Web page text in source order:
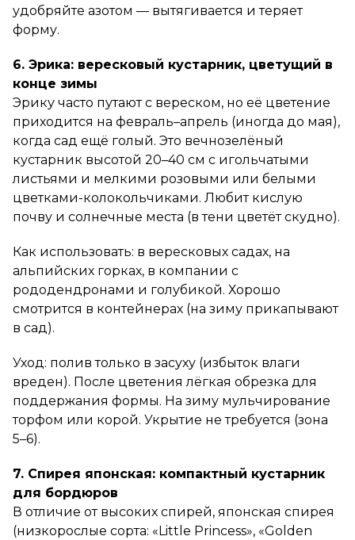
удобряйте азотом — вытягивается и теряет
форму.
6. Эрика: вересковый кустарник, цветущий в
конце зимы
Эрику часто путают с вереском, но её цветение
приходится на февраль–апрель (иногда до мая),
когда сад ещё голый. Это вечнозелёный
кустарник высотой 20–40 см с игольчатыми
листьями и мелкими розовыми или белыми
цветками-колокольчиками. Любит кислую
почву и солнечные места (в тени цветёт скудно).
Как использовать: в вересковых садах, на
альпийских горках, в компании с
рододендронами и голубикой. Хорошо
смотрится в контейнерах (на зиму прикапывают
в сад).
Уход: полив только в засуху (избыток влаги
вреден). После цветения лёгкая обрезка для
поддержания формы. На зиму мульчирование
торфом или корой. Укрытие не требуется (зона
5–6).
7. Спирея японская: компактный кустарник
для бордюров
В отличие от высоких спирей, японская спирея
(низкорослые сорта: «Little Princess», «Golden